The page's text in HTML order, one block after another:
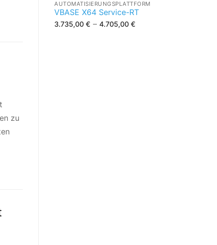
zu
AUTOMATISIERUNGSPLATTFORM
VBASE X64 Service-RT
3.735,00 € – 4.705,00 €